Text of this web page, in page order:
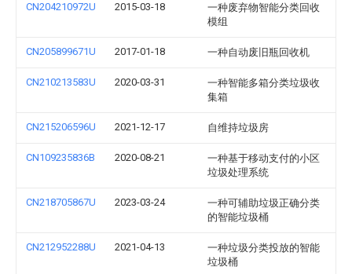
CN204210972U 2015-03-18
一种废弃物智能分类回收
模组
CN205899671U 2017-01-18 一种自动废旧瓶回收机
CN210213583U 2020-03-31
一种智能多箱分类垃圾收
集箱
CN215206596U 2021-12-17 自维持垃圾房
CN109235836B 2020-08-21
一种基于移动支付的小区
垃圾处理系统
CN218705867U 2023-03-24
一种可辅助垃圾正确分类
的智能垃圾桶
CN212952288U 2021-04-13
一种垃圾分类投放的智能
垃圾桶